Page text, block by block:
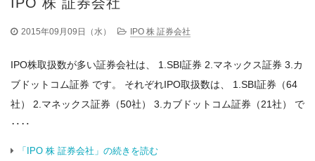
動
2015年09月09日（水） IPO 株 証券会社
IPO株取扱数が多い証券会社は、 1.SBI証券 2.マネックス証券 3.カ
ブドットコム証券 です。 それぞれIPO取扱数は、 1.SBI証券（64
社） 2.マネックス証券（50社） 3.カブドットコム証券（21社） で
‥‥
「IPO 株 証券会社」の続きを読む